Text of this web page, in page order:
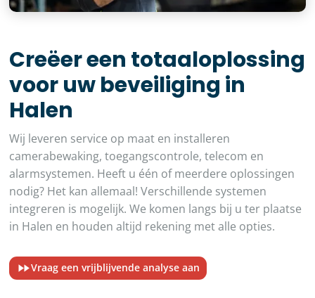
Creëer een totaaloplossing
voor uw beveiliging in
Halen
Wij leveren service op maat en installeren
camerabewaking, toegangscontrole, telecom en
alarmsystemen. Heeft u één of meerdere oplossingen
nodig? Het kan allemaal! Verschillende systemen
integreren is mogelijk. We komen langs bij u ter plaatse
in Halen en houden altijd rekening met alle opties.
Vraag een vrijblijvende analyse aan